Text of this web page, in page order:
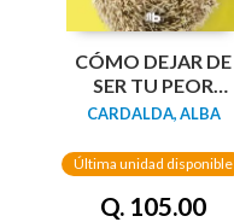
CÓMO DEJAR DE
SER TU PEOR
ENEMIGO (EDICIÓN
CARDALDA, ALBA
Última unidad disponible
Q. 105.00